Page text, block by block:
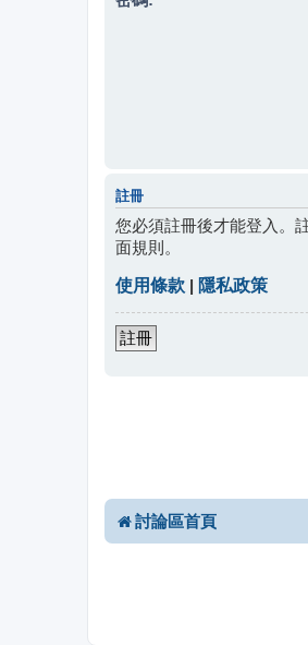
註冊
您必須註冊後才能登入。
面規則。
使用條款 | 隱私政策
註冊
討論區首頁